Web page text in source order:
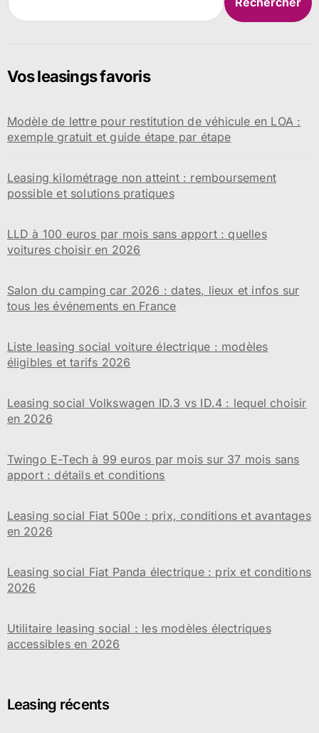
Vos leasings favoris
Modèle de lettre pour restitution de véhicule en LOA :
exemple gratuit et guide étape par étape
Leasing kilométrage non atteint : remboursement
possible et solutions pratiques
LLD à 100 euros par mois sans apport : quelles
voitures choisir en 2026
Salon du camping car 2026 : dates, lieux et infos sur
tous les événements en France
Liste leasing social voiture électrique : modèles
éligibles et tarifs 2026
Leasing social Volkswagen ID.3 vs ID.4 : lequel choisir
en 2026
Twingo E-Tech à 99 euros par mois sur 37 mois sans
apport : détails et conditions
Leasing social Fiat 500e : prix, conditions et avantages
en 2026
Leasing social Fiat Panda électrique : prix et conditions
2026
Utilitaire leasing social : les modèles électriques
accessibles en 2026
Leasing récents